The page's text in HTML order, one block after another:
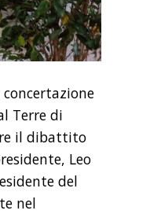
Terre di
il dibattito
Leo
del
nel